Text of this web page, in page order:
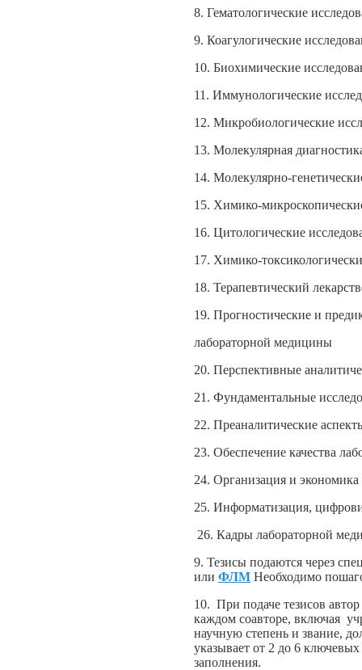
8. Гематологические
9. Коагулогические
10. Биохимические
11. Иммунологические
12. Микробиологические
13. Молекулярная
14. Молекулярно-
15. Химико-
16. Цитологические
17. Химико-
18. Терапевтический
19. Прогностические и
лабораторной медицины
20. Перспективные
21. Фундаментальные
22. Преаналитические
23. Обеспечение качества
24. Организация и
25. Информатизация,
26. Кадры лабораторной
9. Тезисы подаются через
или ФЛМ Необходимо
10. При подаче тезисов
каждом соавторе, включая
научную степень и звание,
указывает от 2 до 6
заполнения.